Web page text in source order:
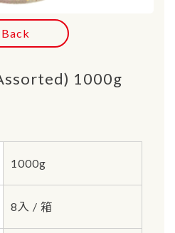
Back
1000g
1000g
8入 / 箱